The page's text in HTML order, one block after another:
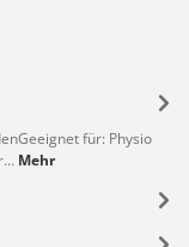
für: Physio
Mehr